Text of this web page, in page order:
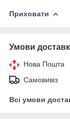
Приховати
Умови
Нова Пошта
Самовивіз
Всі умови